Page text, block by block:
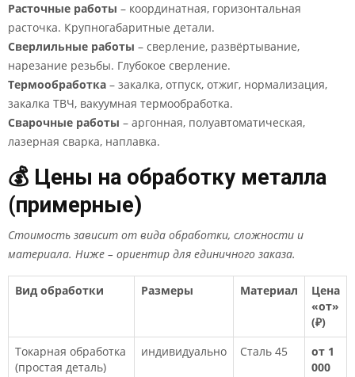
Расточные работы – координатная, горизонтальная
расточка. Крупногабаритные детали.
Сверлильные работы – сверление, развёртывание,
нарезание резьбы. Глубокое сверление.
Термообработка – закалка, отпуск, отжиг, нормализация,
закалка ТВЧ, вакуумная термообработка.
Сварочные работы – аргонная, полуавтоматическая,
лазерная сварка, наплавка.
💰 Цены на обработку металла
(примерные)
Стоимость зависит от вида обработки, сложности и
материала. Ниже – ориентир для единичного заказа.
Вид обработки Размеры Материал
Цена
«от»
(₽)
Токарная обработка
(простая деталь)
индивидуально Сталь 45
от 1
000